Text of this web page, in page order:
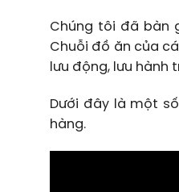
Chúng tôi đã bàn
Chuỗi đồ ăn của
lưu động, lưu
Dưới đây là một
hàng.